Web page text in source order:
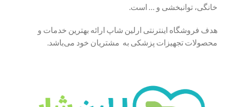
خانگی، توانبخشی و … است.
هدف فروشگاه اینترنتی ارلین شاپ ارائه بهترین خدمات و
محصولات تجهیزات پزشکی به مشتریان خود می‌باشد.